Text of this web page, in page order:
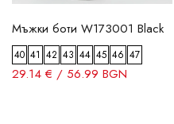
Мъжки боти W173001 Black
40 41 42 43 44 45 46 47
29.14 € / 56.99 BGN